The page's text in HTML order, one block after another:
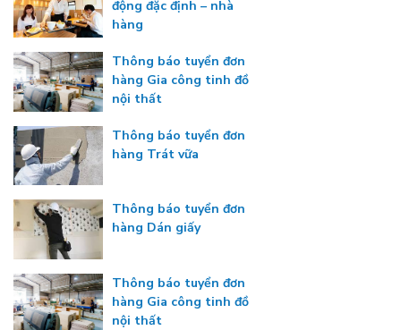
động đặc định – nhà
hàng
Thông báo tuyển đơn
hàng Gia công tinh đồ
nội thất
Thông báo tuyển đơn
hàng Trát vữa
Thông báo tuyển đơn
hàng Dán giấy
Thông báo tuyển đơn
hàng Gia công tinh đồ
nội thất